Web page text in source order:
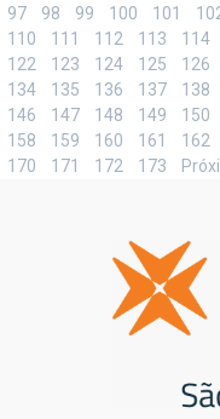
97
98 99 100 101
110
111 112 113 114
122
123 124 125 126
134
135 136 137 138
146
147 148 149 150
158
159 160 161 162
170
171 172 173